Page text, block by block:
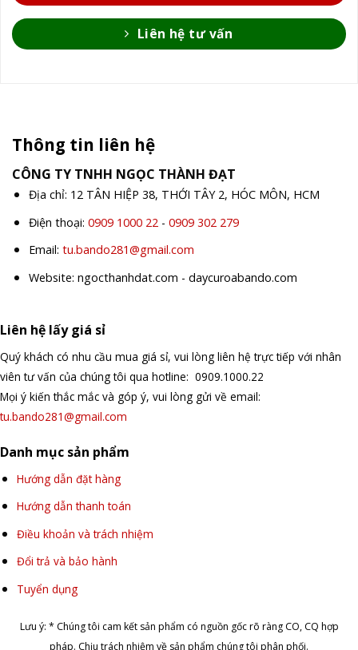
Liên hệ tư vấn
Thông tin liên hệ
CÔNG TY TNHH NGỌC THÀNH ĐẠT
Địa chỉ: 12 TÂN HIỆP 38, THỚI TÂY 2, HÓC MÔN, HCM
Điện thoại: 0909 1000 22 - 0909 302 279
Email: tu.bando281@gmail.com
Website: ngocthanhdat.com - daycuroabando.com
Liên hệ lấy giá sỉ
Quý khách có nhu cầu mua giá sỉ, vui lòng liên hệ trực tiếp với nhân
viên tư vấn của chúng tôi qua hotline: 0909.1000.22
Mọi ý kiến thắc mắc và góp ý, vui lòng gửi về email:
tu.bando281@gmail.com
Danh mục sản phẩm
Hướng dẫn đặt hàng
Hướng dẫn thanh toán
Điều khoản và trách nhiệm
Đổi trả và bảo hành
Tuyển dụng
Lưu ý: * Chúng tôi cam kết sản phẩm có nguồn gốc rõ ràng CO, CQ hợp
pháp. Chịu trách nhiệm về sản phẩm chúng tôi phân phối.